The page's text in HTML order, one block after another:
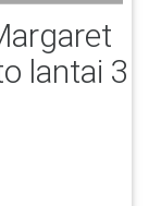
lantai 3